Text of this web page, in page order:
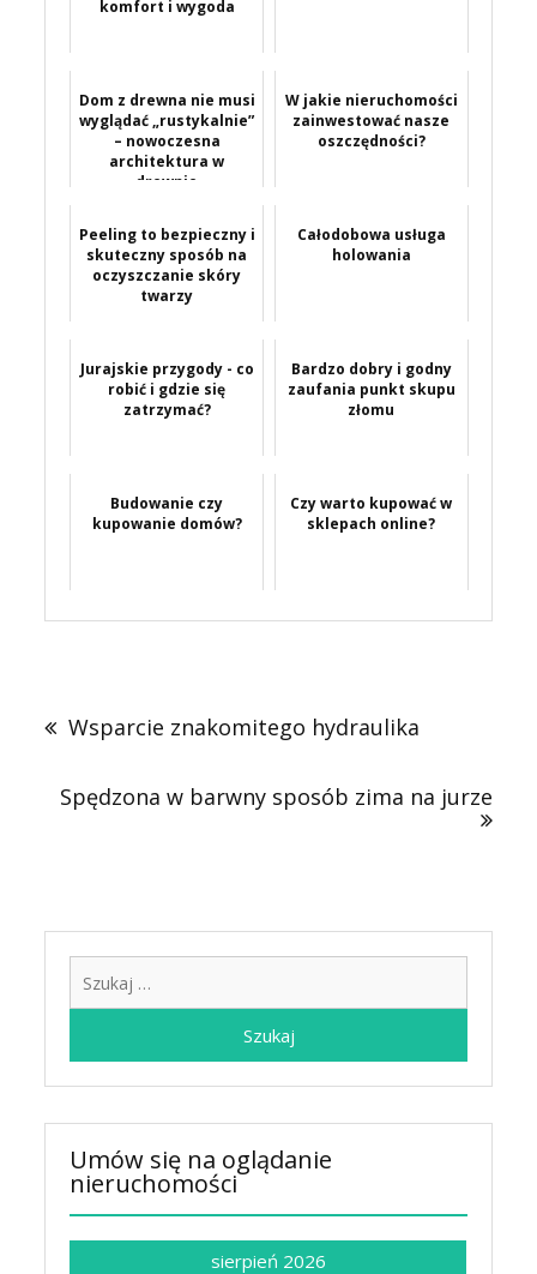
komfort i wygoda
Dom z drewna nie musi
wyglądać „rustykalnie”
– nowoczesna
architektura w
drewnie
W jakie nieruchomości
zainwestować nasze
oszczędności?
Peeling to bezpieczny i
skuteczny sposób na
oczyszczanie skóry
twarzy
Całodobowa usługa
holowania
Jurajskie przygody - co
robić i gdzie się
zatrzymać?
Bardzo dobry i godny
zaufania punkt skupu
złomu
Budowanie czy
kupowanie domów?
Czy warto kupować w
sklepach online?
Wsparcie znakomitego hydraulika
Spędzona w barwny sposób zima na jurze
Umów się na oglądanie
nieruchomości
sierpień 2026